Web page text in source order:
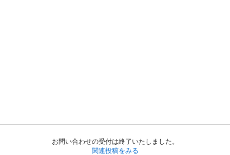
お問い合わせの受付は終了いたしました。
関連投稿をみる